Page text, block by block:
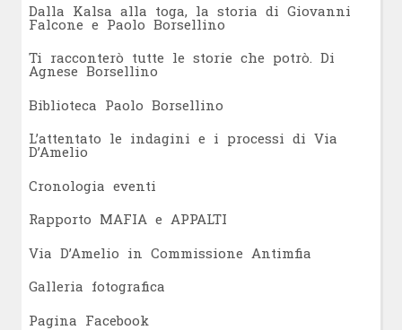
Dalla Kalsa alla toga, la storia di Giovanni
Falcone e Paolo Borsellino
Ti racconterò tutte le storie che potrò. Di
Agnese Borsellino
Biblioteca Paolo Borsellino
L’attentato le indagini e i processi di Via
D’Amelio
Cronologia eventi
Rapporto MAFIA e APPALTI
Via D’Amelio in Commissione Antimfia
Galleria fotografica
Pagina Facebook